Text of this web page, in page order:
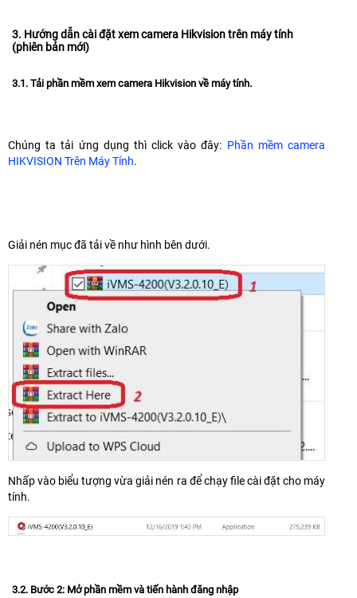
3. Hướng dẫn cài đặt xem camera Hikvision trên máy tính
(phiên bản mới)
3.1. Tải phần mềm xem camera Hikvision về máy tính.
Chúng ta tải ứng dụng thì click vào đây: Phần mềm camera
HIKVISION Trên Máy Tính.
Giải nén mục đã tải về như hình bên dưới.
Nhấp vào biểu tượng vừa giải nén ra để chạy file cài đặt cho máy
tính.
3.2. Bước 2: Mở phần mềm và tiến hành đăng nhập